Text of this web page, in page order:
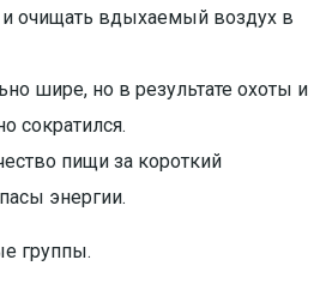
и очищать вдыхаемый воздух в
шире, но в результате охоты и
сократился.
пищи за короткий
энергии.
группы.